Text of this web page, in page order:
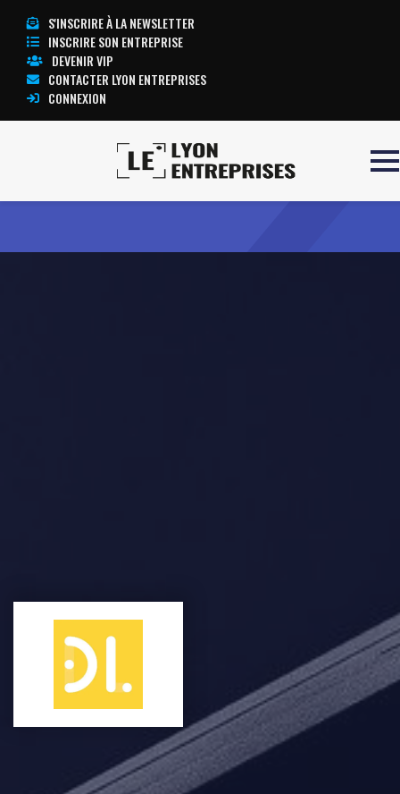
S'INSCRIRE À LA NEWSLETTER
INSCRIRE SON ENTREPRISE
DEVENIR VIP
CONTACTER LYON ENTREPRISES
CONNEXION